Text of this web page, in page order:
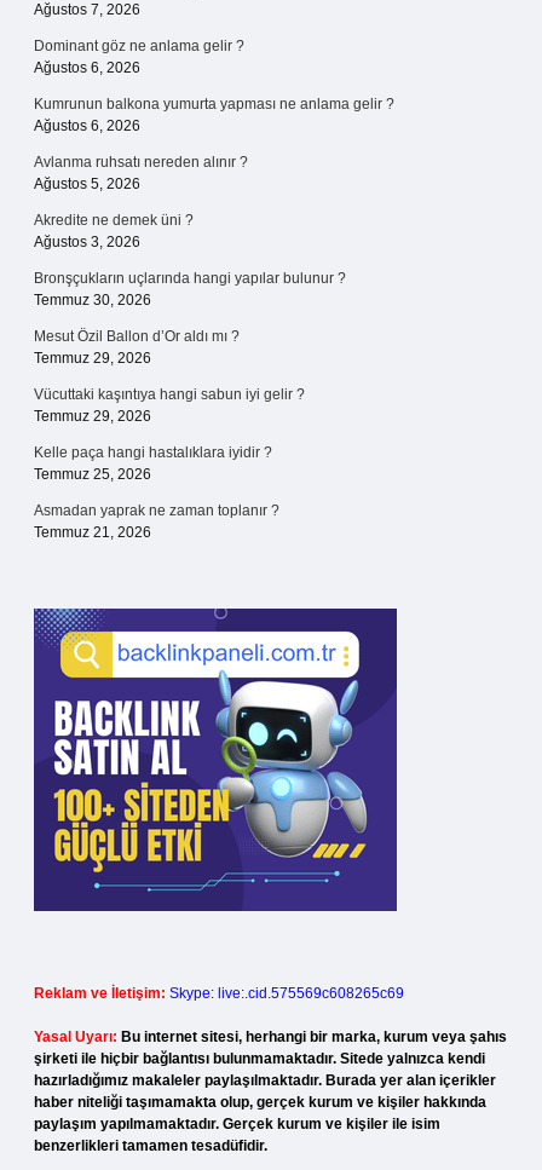
Ağustos 7, 2026
Dominant göz ne anlama gelir ?
Ağustos 6, 2026
Kumrunun balkona yumurta yapması ne anlama gelir ?
Ağustos 6, 2026
Avlanma ruhsatı nereden alınır ?
Ağustos 5, 2026
Akredite ne demek üni ?
Ağustos 3, 2026
Bronşçukların uçlarında hangi yapılar bulunur ?
Temmuz 30, 2026
Mesut Özil Ballon d’Or aldı mı ?
Temmuz 29, 2026
Vücuttaki kaşıntıya hangi sabun iyi gelir ?
Temmuz 29, 2026
Kelle paça hangi hastalıklara iyidir ?
Temmuz 25, 2026
Asmadan yaprak ne zaman toplanır ?
Temmuz 21, 2026
Reklam ve İletişim: Skype: live:.cid.575569c608265c69
Yasal Uyarı: Bu internet sitesi, herhangi bir marka, kurum veya şahıs
şirketi ile hiçbir bağlantısı bulunmamaktadır. Sitede yalnızca kendi
hazırladığımız makaleler paylaşılmaktadır. Burada yer alan içerikler
haber niteliği taşımamakta olup, gerçek kurum ve kişiler hakkında
paylaşım yapılmamaktadır. Gerçek kurum ve kişiler ile isim
benzerlikleri tamamen tesadüfidir.